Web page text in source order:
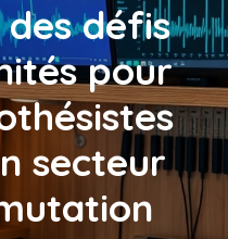
défis
pour
secteur